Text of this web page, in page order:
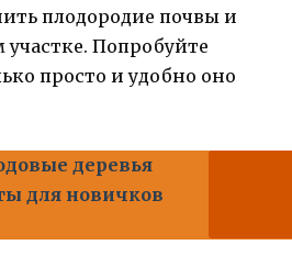
плодородие почвы и
Попробуйте
просто и удобно оно
деревья
для новичков